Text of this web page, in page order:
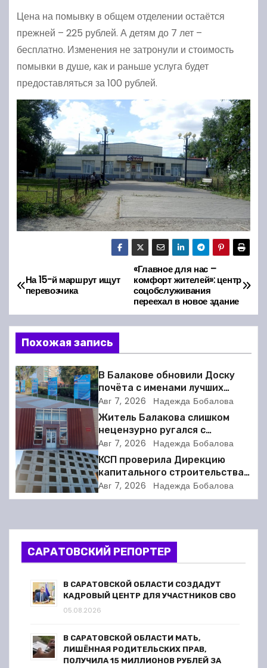
Цена на помывку в общем отделении остаётся
прежней – 225 рублей. А детям до 7 лет –
бесплатно. Изменения не затронули и стоимость
помывки в душе, как и раньше услуга будет
предоставляться за 100 рублей.
Н
а
в
и
г
а
ц
и
я
п
о
«Главное для нас –
комфорт жителей»: центр
соцобслуживания
переехал в новое здание
На 15-й маршрут ищут
перевозчика
Похожая запись
В Балакове обновили Доску
почёта с именами лучших
спортсменов. Фото
Авг 7, 2026 Надежда Бобалова
Житель Балакова слишком
нецензурно ругался с
соседкой и получил двое суток
ареста
Авг 7, 2026 Надежда Бобалова
КСП проверила Дирекцию
капитального строительства в
Балакове и нашла множество
нарушений
Авг 7, 2026 Надежда Бобалова
САРАТОВСКИЙ РЕПОРТЕР
В САРАТОВСКОЙ ОБЛАСТИ СОЗДАДУТ
КАДРОВЫЙ ЦЕНТР ДЛЯ УЧАСТНИКОВ СВО
05.08.2026
В САРАТОВСКОЙ ОБЛАСТИ МАТЬ,
ЛИШЁННАЯ РОДИТЕЛЬСКИХ ПРАВ,
ПОЛУЧИЛА 15 МИЛЛИОНОВ РУБЛЕЙ ЗА